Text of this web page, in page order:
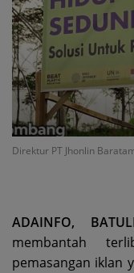
Direktur PT Jhonlin
ADAINFO,
membantah
pemasangan iklan